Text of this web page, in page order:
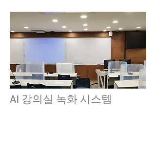
AI 강의실 녹화 시스템